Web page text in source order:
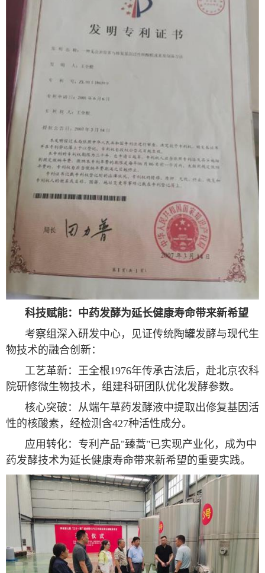
科技赋能：中药发酵为延长健康寿命带来新希望
考察组深入研发中心，见证传统陶罐发酵与现代生
物技术的融合创新：
工艺革新：王全根1976年传承古法后，赴北京农科
院研修微生物技术，组建科研团队优化发酵参数。
核心突破：从端午草药发酵液中提取出修复基因活
性的核酸素，经检测含427种活性成分。
应用转化：专利产品"臻蒿"已实现产业化，成为中
药发酵技术为延长健康寿命带来新希望的重要实践。